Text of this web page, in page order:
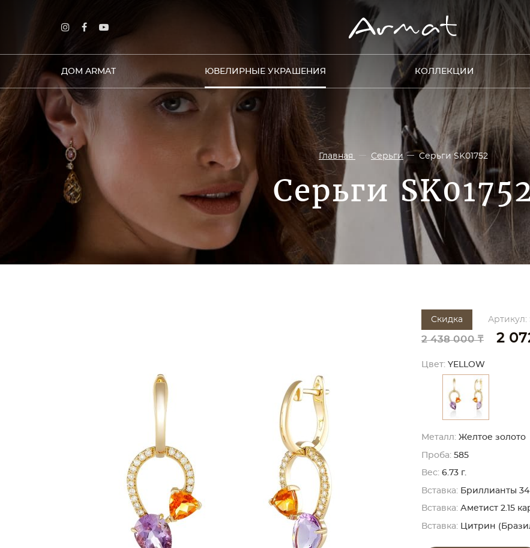
ДОМ ARMAT ЮВЕЛИРНЫЕ УКРАШЕНИЯ КОЛЛЕКЦИИ
Главная Серьги Серьги SK01752
Серьги
Скидка Артикул:
2 438 000 ₸ 2
Цвет: YELLOW
Металл: Желтое золото
Проба: 585
Вес: 6.73 г.
Вставка: Бриллианты 34
Вставка: Аметист 2.15
Вставка: Цитрин